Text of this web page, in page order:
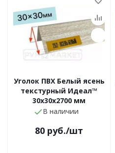
Уголок ПВХ Белый ясень
текстурный Идеал™
30x30х2700 мм
В наличии
80 руб./шт